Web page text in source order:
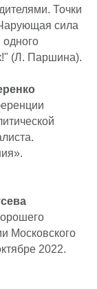
Точки
сила
(Л. Паршина).
Московского
2022.